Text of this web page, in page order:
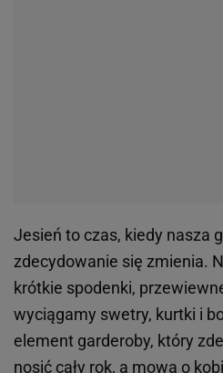
Jesień to czas, kiedy nasza
zdecydowanie się zmienia.
krótkie spodenki,
wyciągamy swetry, kurtki i
element garderoby, który
nosić cały rok, a mowa o